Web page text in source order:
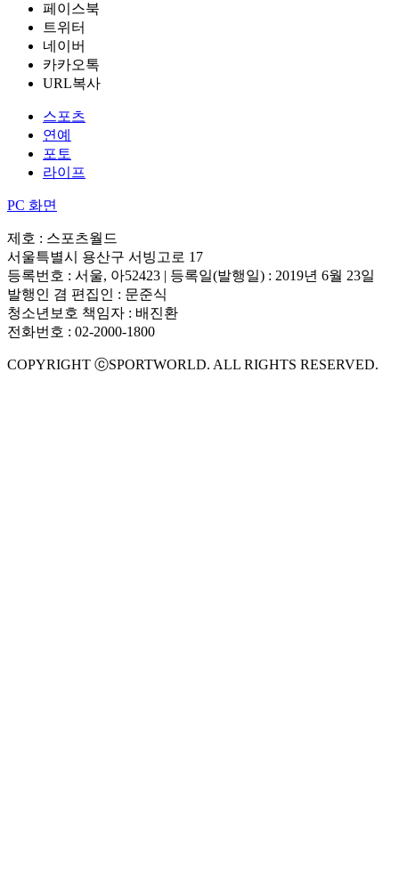
페이스북
트위터
네이버
카카오톡
URL복사
스포츠
연예
포토
라이프
PC 화면
제호 : 스포츠월드
서울특별시 용산구 서빙고로 17
등록번호 : 서울, 아52423 | 등록일(발행일) : 2019년 6월 23일
발행인 겸 편집인 : 문준식
청소년보호 책임자 : 배진환
전화번호 : 02-2000-1800
COPYRIGHT ⓒSPORTWORLD. ALL RIGHTS RESERVED.